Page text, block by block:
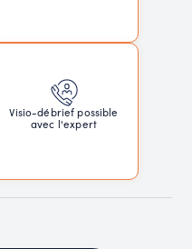
Visio-débrief possible
avec l'expert